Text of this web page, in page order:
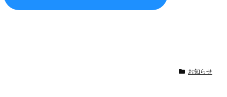
お知らせ